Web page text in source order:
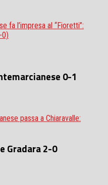
fa l’impresa al “Fioretti”:
0)
0-1
passa a Chiaravalle:
Gradara 2-0